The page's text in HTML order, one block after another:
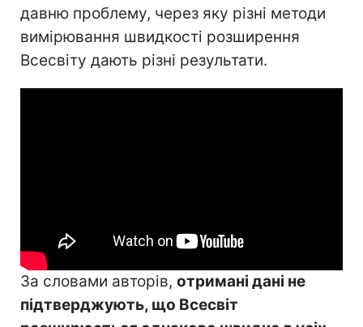
давню проблему, через яку різні методи
вимірювання швидкості розширення
Всесвіту дають різні результати.
За словами авторів, отримані дані не
підтверджують, що Всесвіт